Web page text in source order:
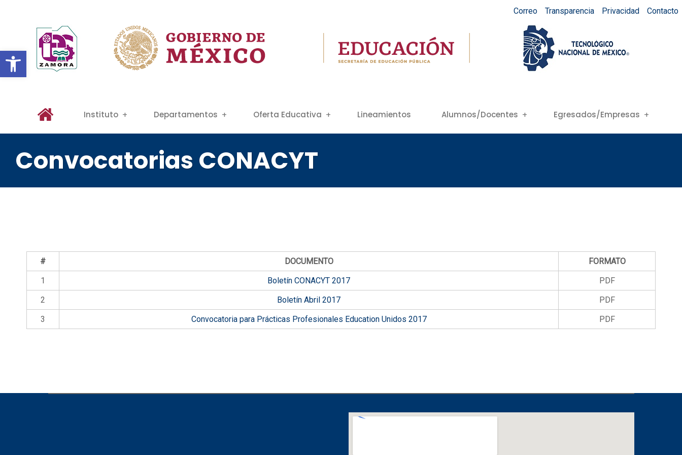
Abrir barra de herramientas
Correo Transparencia Privacidad Contacto
Instituto Departamentos Oferta Educativa Lineamientos Alumnos/Docentes Egresados/Empresas
Convocatorias CONACYT
# DOCUMENTO
FORMATO
1
Boletín CONACYT 2017
PDF
2
Boletín Abril 2017
PDF
3
Convocatoria para Prácticas Profesionales Education Unidos 2017 PDF